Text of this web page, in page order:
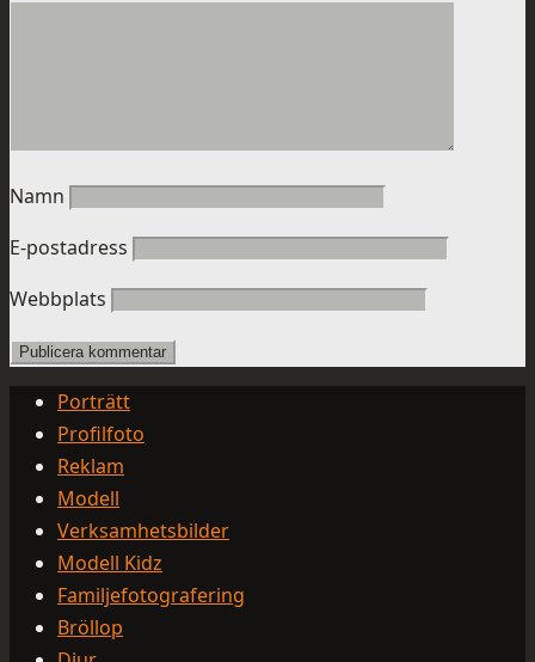
Namn
E-postadress
Webbplats
Porträtt
Profilfoto
Reklam
Modell
Verksamhetsbilder
Modell Kidz
Familjefotografering
Bröllop